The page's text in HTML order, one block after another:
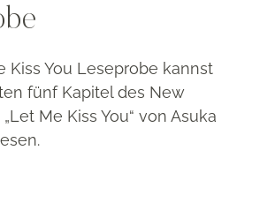
Kiss You Leseprobe kannst
fünf Kapitel des New
Me Kiss You“ von Asuka